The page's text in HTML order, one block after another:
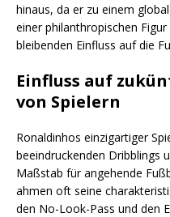
hinaus, da er zu einem
einer philanthropischen
bleibenden Einfluss auf die
Einfluss auf
von Spielern
Ronaldinhos einzigartiger
beeindruckenden Dribblings
Maßstab für angehende
ahmen oft seine
den No-Look-Pass und den